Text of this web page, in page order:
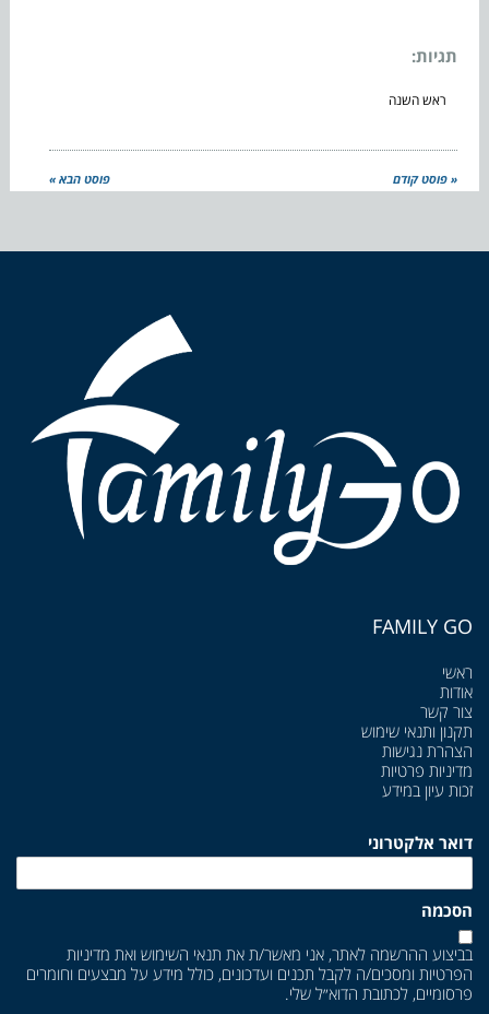
תגיות:
ראש השנה
« פוסט קודם פוסט הבא »
FAMILY GO
ראשי
אודות
צור קשר
תקנון ותנאי שימוש
הצהרת נגישות
מדיניות פרטיות
זכות עיון במידע
דואר אלקטרוני
הסכמה
בביצוע ההרשמה לאתר, אני מאשר/ת את תנאי השימוש ואת מדיניות
הפרטיות ומסכים/ה לקבל תכנים ועדכונים, כולל מידע על מבצעים וחומרים
פרסומיים, לכתובת הדוא״ל שלי.